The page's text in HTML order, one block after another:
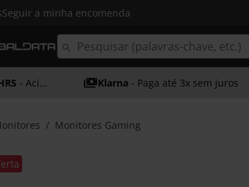
Seguir a minha encomenda
- Acima dos 50€ Klarna - Paga até 3x sem juros
Monitores Gaming